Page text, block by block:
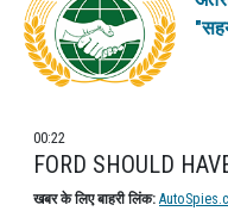
00:22
खबर के लिए बाहरी लिंक: